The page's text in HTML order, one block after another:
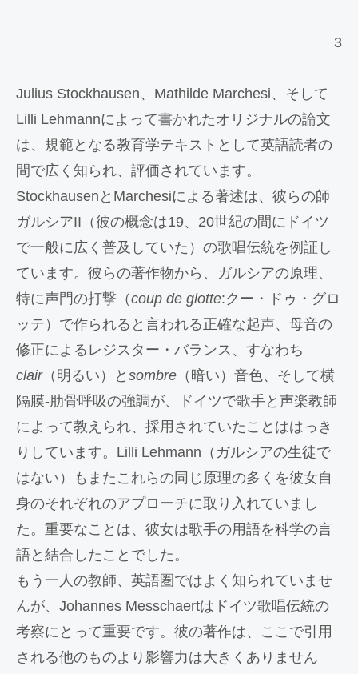
3
Julius Stockhausen、Mathilde Marchesi、そして
Lilli Lehmannによって書かれたオリジナルの論文
は、規範となる教育学テキストとして英語読者の
間で広く知られ、評価されています。
StockhausenとMarchesiによる著述は、彼らの師
ガルシアII（彼の概念は19、20世紀の間にドイツ
で一般に広く普及していた）の歌唱伝統を例証し
ています。彼らの著作物から、ガルシアの原理、
特に声門の打撃（coup de glotte:クー・ドゥ・グロ
ッテ）で作られると言われる正確な起声、母音の
修正によるレジスター・バランス、すなわち
clair（明るい）と sombre （暗い）音色、そして横
隔膜‐肋骨呼吸の強調が、ドイツで歌手と声楽教師
によって教えられ、採用されていたことははっき
りしています。Lilli Lehmann（ガルシアの生徒で
はない）もまたこれらの同じ原理の多くを彼女自
身のそれぞれのアプローチに取り入れていまし
た。重要なことは、彼女は歌手の用語を科学の言
語と結合したことでした。
もう一人の教師、英語圏ではよく知られていませ
んが、Johannes Messchaertはドイツ歌唱伝統の
考察にとって重要です。彼の著作は、ここで引用
される他のものより影響力は大きくありません